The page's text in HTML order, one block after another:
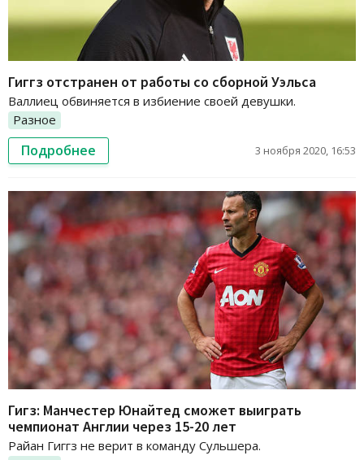
Гиггз отстранен от работы со сборной Уэльса
Валлиец обвиняется в избиение своей девушки.
Разное
Подробнее 3 ноября 2020, 16:53
Гигз: Манчестер Юнайтед сможет выиграть
чемпионат Англии через 15-20 лет
Райан Гиггз не верит в команду Сульшера.